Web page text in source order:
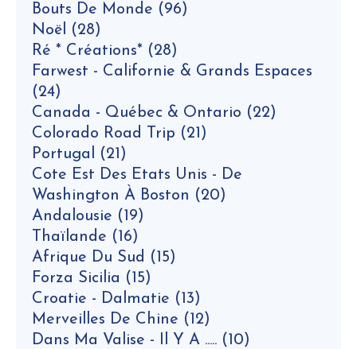
Bouts De Monde (96)
Noël (28)
Ré * Créations* (28)
Farwest - Californie & Grands Espaces
(24)
Canada - Québec & Ontario (22)
Colorado Road Trip (21)
Portugal (21)
Cote Est Des Etats Unis - De
Washington À Boston (20)
Andalousie (19)
Thaïlande (16)
Afrique Du Sud (15)
Forza Sicilia (15)
Croatie - Dalmatie (13)
Merveilles De Chine (12)
Dans Ma Valise - Il Y A ..... (10)